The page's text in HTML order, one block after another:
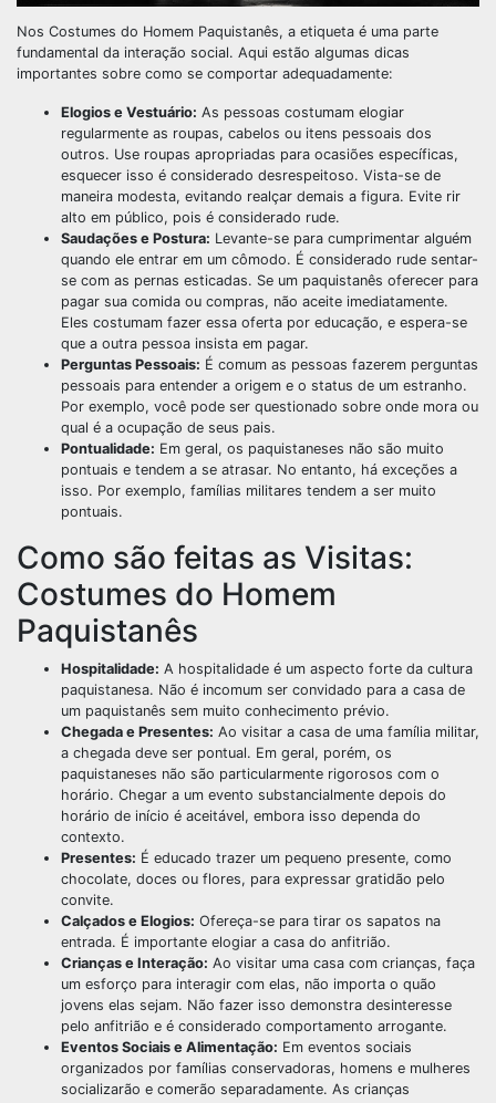
Nos Costumes do Homem Paquistanês, a etiqueta é uma parte
fundamental da interação social. Aqui estão algumas dicas
importantes sobre como se comportar adequadamente:
Elogios e Vestuário: As pessoas costumam elogiar
regularmente as roupas, cabelos ou itens pessoais dos
outros. Use roupas apropriadas para ocasiões específicas,
esquecer isso é considerado desrespeitoso. Vista-se de
maneira modesta, evitando realçar demais a figura. Evite rir
alto em público, pois é considerado rude.
Saudações e Postura: Levante-se para cumprimentar alguém
quando ele entrar em um cômodo. É considerado rude sentar-
se com as pernas esticadas. Se um paquistanês oferecer para
pagar sua comida ou compras, não aceite imediatamente.
Eles costumam fazer essa oferta por educação, e espera-se
que a outra pessoa insista em pagar.
Perguntas Pessoais: É comum as pessoas fazerem perguntas
pessoais para entender a origem e o status de um estranho.
Por exemplo, você pode ser questionado sobre onde mora ou
qual é a ocupação de seus pais.
Pontualidade: Em geral, os paquistaneses não são muito
pontuais e tendem a se atrasar. No entanto, há exceções a
isso. Por exemplo, famílias militares tendem a ser muito
pontuais.
Como são feitas as Visitas:
Costumes do Homem
Paquistanês
Hospitalidade: A hospitalidade é um aspecto forte da cultura
paquistanesa. Não é incomum ser convidado para a casa de
um paquistanês sem muito conhecimento prévio.
Chegada e Presentes: Ao visitar a casa de uma família militar,
a chegada deve ser pontual. Em geral, porém, os
paquistaneses não são particularmente rigorosos com o
horário. Chegar a um evento substancialmente depois do
horário de início é aceitável, embora isso dependa do
contexto.
Presentes: É educado trazer um pequeno presente, como
chocolate, doces ou flores, para expressar gratidão pelo
convite.
Calçados e Elogios: Ofereça-se para tirar os sapatos na
entrada. É importante elogiar a casa do anfitrião.
Crianças e Interação: Ao visitar uma casa com crianças, faça
um esforço para interagir com elas, não importa o quão
jovens elas sejam. Não fazer isso demonstra desinteresse
pelo anfitrião e é considerado comportamento arrogante.
Eventos Sociais e Alimentação: Em eventos sociais
organizados por famílias conservadoras, homens e mulheres
socializarão e comerão separadamente. As crianças